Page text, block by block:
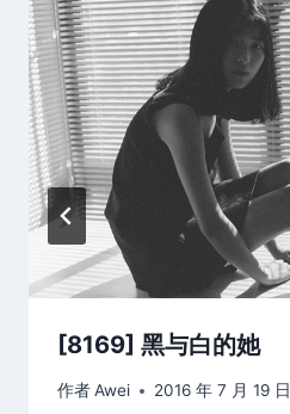
[8169] 黑与白的她
作者Awei 2016 年 7 月 19 日